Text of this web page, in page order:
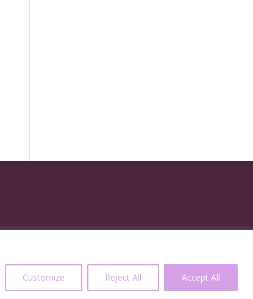
Customize Reject All Accept All